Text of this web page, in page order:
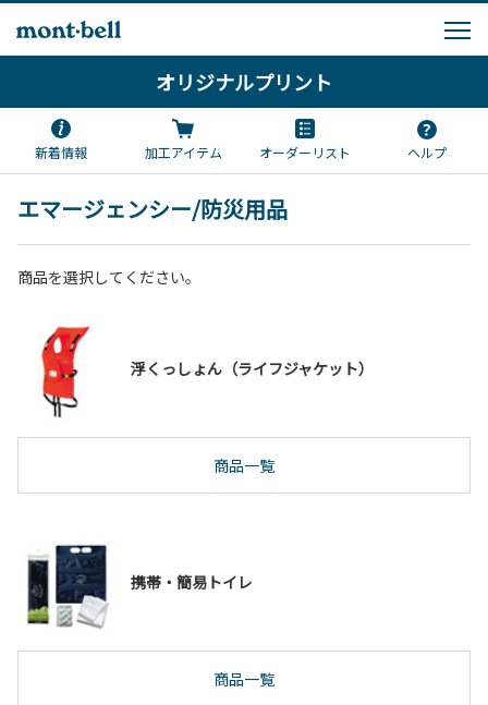
オリジナルプリント
新着情報 加工アイテム オーダーリスト ヘルプ
エマージェンシー/防災用品
商品を選択してください。
浮くっしょん（ライフジャケット）
商品一覧
携帯・簡易トイレ
商品一覧